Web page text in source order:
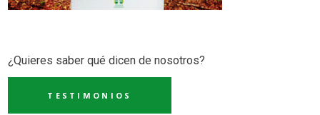
¿Quieres saber qué dicen de nosotros?
TESTIMONIOS